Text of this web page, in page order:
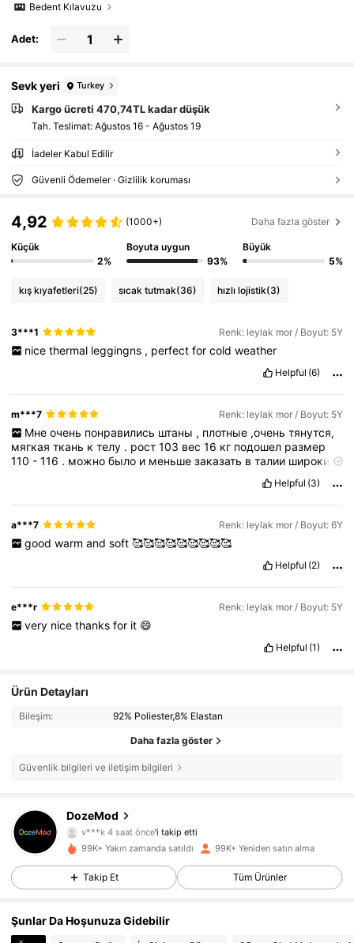
Bedent Kılavuzu
Adet:
Sevk yeri Turkey
Kargo ücreti 470,74TL kadar düşük
Tah. Teslimat: Ağustos 16 - Ağustos 19
İadeler Kabul Edilir
Güvenli Ödemeler · Gizlilik koruması
4,92 (1000+) Daha fazla göster
Küçük
2%
Boyuta uygun
93%
Büyük
5%
kış kıyafetleri(25) sıcak tutmak(36) hızlı lojistik(3)
3***1 Renk: leylak mor / Boyut: 5Y
nice thermal leggingns , perfect for cold weather
Helpful (6)
m***7 Renk: leylak mor / Boyut: 5Y
Мне очень понравились штаны , плотные ,очень тянутся,
мягкаяткань ктелу . рост103 вес16 кг подошел размер
110 -116 . можнобыло и меньшезаказать вталии широкие.
Helpful (3)
a***7 Renk: leylak mor / Boyut: 6Y
good warm and soft 🥰🥰🥰🥰🥰🥰🥰🥰🥰
Helpful (2)
e***r Renk: leylak mor / Boyut: 5Y
very nice thanks for it 😄
Helpful (1)
Ürün Detayları
Bileşim: 92% Poliester,8% Elastan
Daha fazla göster
Güvenlik bilgileri ve iletişim bilgileri
DozeMod
4,86
48K Takipçiler
v***k 4 saat önce'i takip etti
48K Takipçiler
99K+ Yakın zamanda satıldı 99K+ Yeniden satın alma
Takip Et Tüm Ürünler
Şunlar Da Hoşunuza Gidebilir